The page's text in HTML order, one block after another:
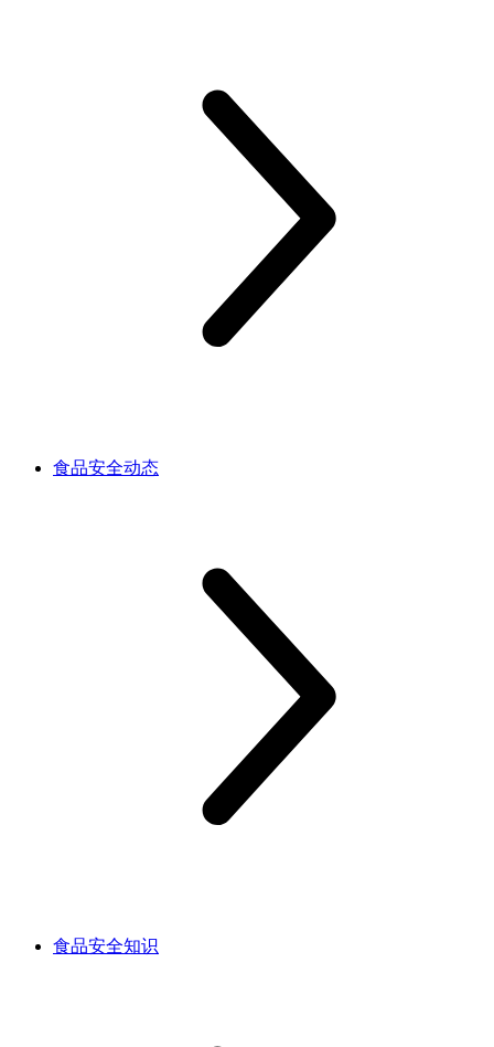
食品安全动态
食品安全知识